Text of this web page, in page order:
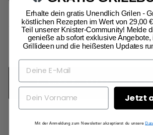
ZURÜCK ZU REZEPTE UND
Erhalte dein gratis Unendlich Grilen -
köstlichen Rezepten im Wert von 29,00
Teil unserer Knister-Community! Melde
genieße ab sofort exklusive
Grillideen und die heißesten Updates
Jetzt
Mit der Anmeldung zum Newsletter akzeptierst du unsere